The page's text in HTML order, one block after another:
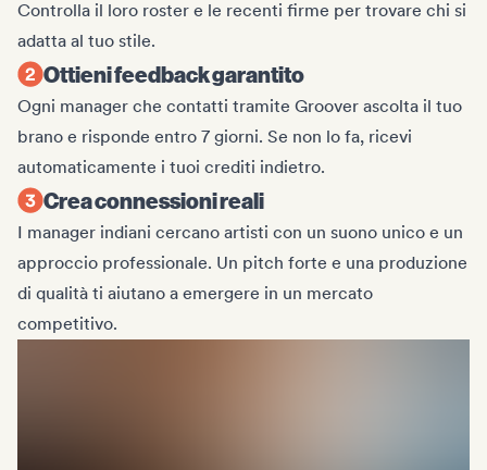
Controlla il loro roster e le recenti firme per trovare chi si
adatta al tuo stile.
Ottieni feedback garantito
Ogni manager che contatti tramite Groover ascolta il tuo
brano e risponde entro 7 giorni. Se non lo fa, ricevi
automaticamente i tuoi crediti indietro.
Crea connessioni reali
I manager indiani cercano artisti con un suono unico e un
approccio professionale. Un pitch forte e una produzione
di qualità ti aiutano a emergere in un mercato
competitivo.